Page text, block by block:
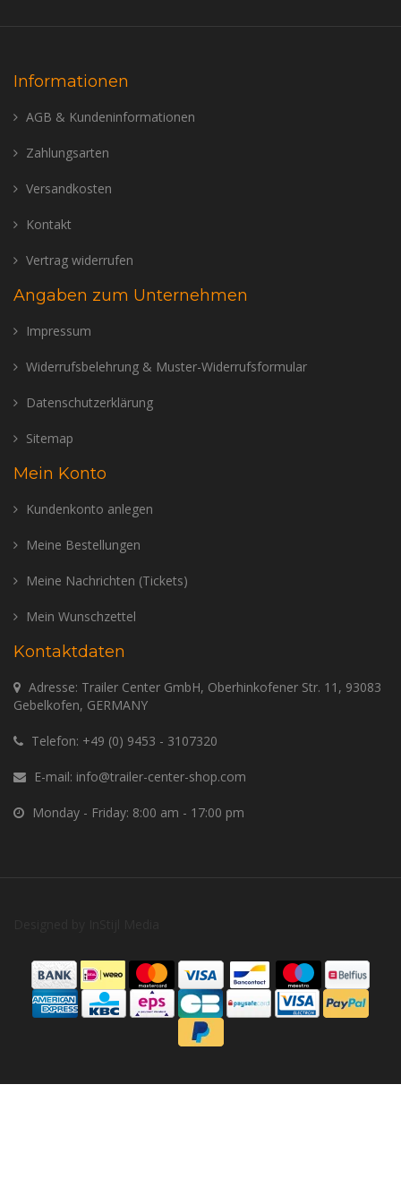
Informationen
AGB & Kundeninformationen
Zahlungsarten
Versandkosten
Kontakt
Vertrag widerrufen
Angaben zum Unternehmen
Impressum
Widerrufsbelehrung & Muster-Widerrufsformular
Datenschutzerklärung
Sitemap
Mein Konto
Kundenkonto anlegen
Meine Bestellungen
Meine Nachrichten (Tickets)
Mein Wunschzettel
Kontaktdaten
Adresse: Trailer Center GmbH, Oberhinkofener Str. 11, 93083
Gebelkofen, GERMANY
Telefon: +49 (0) 9453 - 3107320
E-mail: info@trailer-center-shop.com
Monday - Friday: 8:00 am - 17:00 pm